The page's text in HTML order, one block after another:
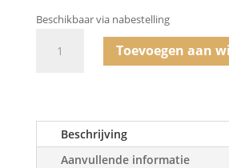
Beschikbaar via nabestelling
aantal
Toevoegen aan
Beschrijving
Aanvullende informatie